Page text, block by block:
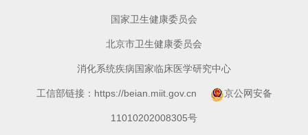
国家卫生健康委员会
北京市卫生健康委员会
消化系统疾病国家临床医学研究中心
工信部链接：https://beian.miit.gov.cn 京公网安备
11010202008305号